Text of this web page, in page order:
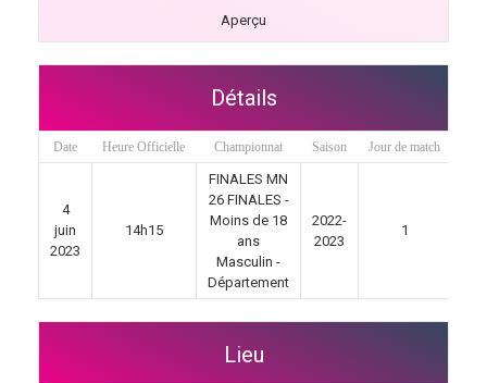
Aperçu
Détails
Date Heure Officielle Championnat Saison Jour de match
4
juin
2023
14h15
FINALES MN
26 FINALES -
Moins de 18
ans
Masculin -
Département
2022-
2023
1
Lieu